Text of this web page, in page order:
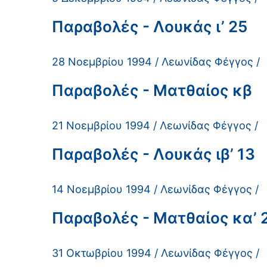
Παραβολές - Λουκάς ι’ 25
28 Νοεμβρίου 1994 / Λεωνίδας Φέγγος /
Παραβολές - Ματθαίος κβ
21 Νοεμβρίου 1994 / Λεωνίδας Φέγγος /
Παραβολές - Λουκάς ιβ’ 13
14 Νοεμβρίου 1994 / Λεωνίδας Φέγγος /
Παραβολές - Ματθαίος κα’
31 Οκτωβρίου 1994 / Λεωνίδας Φέγγος /